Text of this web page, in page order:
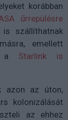
korábban
űrrepülésre
szállíthatnak
emellett
a Starlink is
azon az úton,
kolonizálását
az ehhez